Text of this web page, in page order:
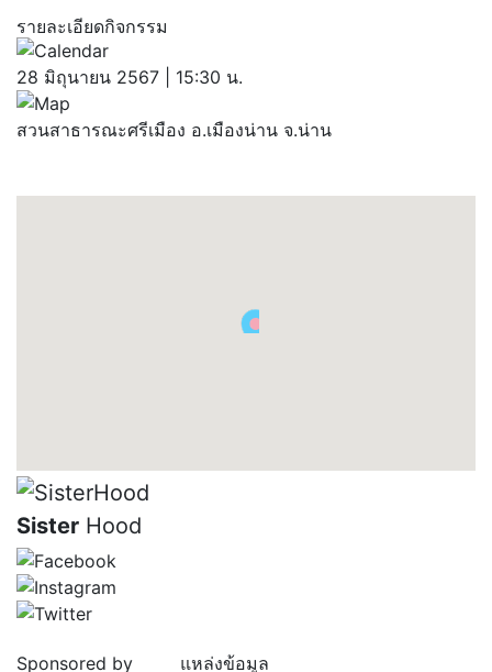
รายละเอียดกิจกรรม
28 มิถุนายน 2567 | 15:30 น.
สวนสาธารณะศรีเมือง อ.เมืองน่าน จ.น่าน
Sister Hood
Sponsored by แหล่งข้อมูล